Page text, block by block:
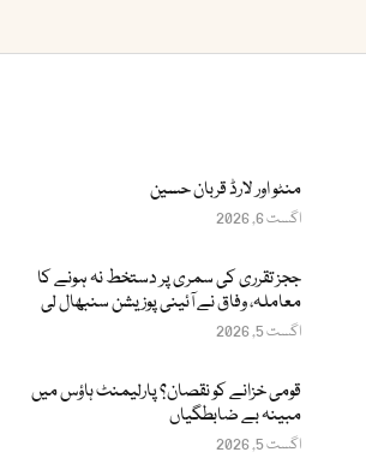
منٹو اور لارڈ قربان حسین
اگست 6, 2026
ججز تقرری کی سمری پر دستخط نہ ہونے کا
معاملہ، وفاق نے آئینی پوزیشن سنبھال لی
اگست 5, 2026
قومی خزانے کو نقصان؟ پارلیمنٹ ہاؤس میں
مبینہ بے ضابطگیاں
اگست 5, 2026